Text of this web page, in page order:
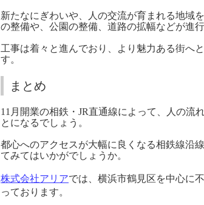
新たなにぎわいや、人の交流が育まれる地域
の整備や、公園の整備、道路の拡幅などが進行
工事は着々と進んでおり、より魅力ある街へ
す。
まとめ
11月開業の相鉄・JR直通線によって、人の流
とになるでしょう。
都心へのアクセスが大幅に良くなる相鉄線沿
てみてはいかがでしょうか。
株式会社アリアでは、横浜市鶴見区を中心に
っております。